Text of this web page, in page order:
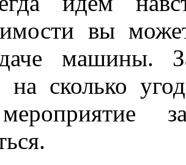
вы
машины.
на сколько